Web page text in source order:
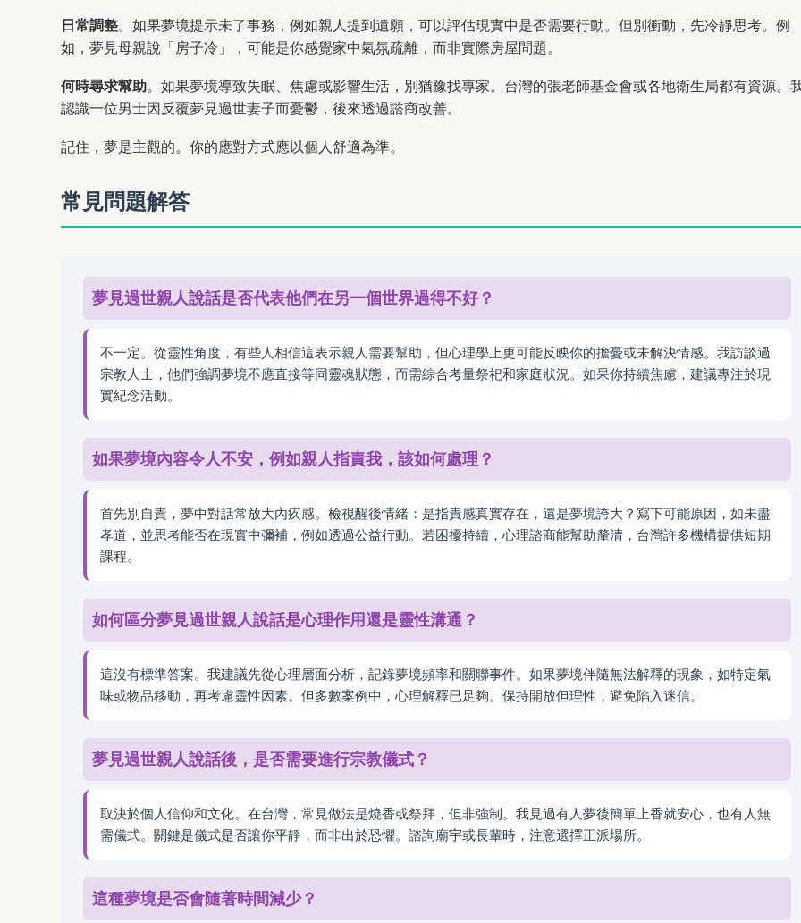
日常調整。如果夢境提示未了事務，例如親人提到遺願，可以評估現實中是否需要行動。但別衝動，先冷靜思考。例
如，夢見母親說「房子冷」，可能是你感覺家中氣氛疏離，而非實際房屋問題。
何時尋求幫助。如果夢境導致失眠、焦慮或影響生活，別猶豫找專家。台灣的張老師基金會或各地衛生局都有資源。
認識一位男士因反覆夢見過世妻子而憂鬱，後來透過諮商改善。
記住，夢是主觀的。你的應對方式應以個人舒適為準。
常見問題解答
夢見過世親人說話是否代表他們在另一個世界過得不好？
不一定。從靈性角度，有些人相信這表示親人需要幫助，但心理學上更可能反映你的擔憂或未解決情感。我訪談過
宗教人士，他們強調夢境不應直接等同靈魂狀態，而需綜合考量祭祀和家庭狀況。如果你持續焦慮，建議專注於現
實紀念活動。
如果夢境內容令人不安，例如親人指責我，該如何處理？
首先別自責，夢中對話常放大內疚感。檢視醒後情緒：是指責感真實存在，還是夢境誇大？寫下可能原因，如未盡
孝道，並思考能否在現實中彌補，例如透過公益行動。若困擾持續，心理諮商能幫助釐清，台灣許多機構提供短期
課程。
如何區分夢見過世親人說話是心理作用還是靈性溝通？
這沒有標準答案。我建議先從心理層面分析，記錄夢境頻率和關聯事件。如果夢境伴隨無法解釋的現象，如特定氣
味或物品移動，再考慮靈性因素。但多數案例中，心理解釋已足夠。保持開放但理性，避免陷入迷信。
夢見過世親人說話後，是否需要進行宗教儀式？
取決於個人信仰和文化。在台灣，常見做法是燒香或祭拜，但非強制。我見過有人夢後簡單上香就安心，也有人無
需儀式。關鍵是儀式是否讓你平靜，而非出於恐懼。諮詢廟宇或長輩時，注意選擇正派場所。
這種夢境是否會隨著時間減少？